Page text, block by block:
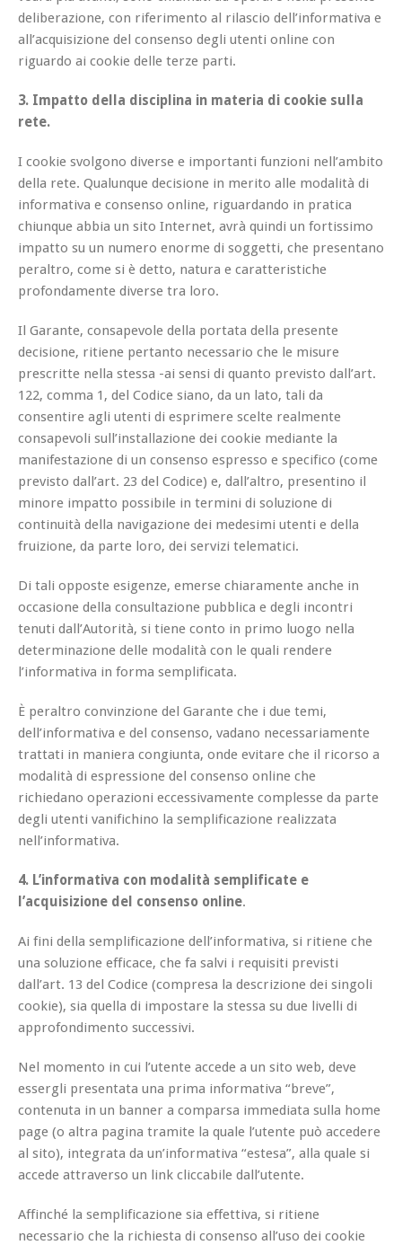
deliberazione, con riferimento al rilascio dell’informativa e
all’acquisizione del consenso degli utenti online con
riguardo ai cookie delle terze parti.
3. Impatto della disciplina in materia di cookie sulla
rete.
I cookie svolgono diverse e importanti funzioni nell’ambito
della rete. Qualunque decisione in merito alle modalità di
informativa e consenso online, riguardando in pratica
chiunque abbia un sito Internet, avrà quindi un fortissimo
impatto su un numero enorme di soggetti, che presentano
peraltro, come si è detto, natura e caratteristiche
profondamente diverse tra loro.
Il Garante, consapevole della portata della presente
decisione, ritiene pertanto necessario che le misure
prescritte nella stessa -ai sensi di quanto previsto dall’art.
122, comma 1, del Codice siano, da un lato, tali da
consentire agli utenti di esprimere scelte realmente
consapevoli sull’installazione dei cookie mediante la
manifestazione di un consenso espresso e specifico (come
previsto dall’art. 23 del Codice) e, dall’altro, presentino il
minore impatto possibile in termini di soluzione di
continuità della navigazione dei medesimi utenti e della
fruizione, da parte loro, dei servizi telematici.
Di tali opposte esigenze, emerse chiaramente anche in
occasione della consultazione pubblica e degli incontri
tenuti dall’Autorità, si tiene conto in primo luogo nella
determinazione delle modalità con le quali rendere
l’informativa in forma semplificata.
È peraltro convinzione del Garante che i due temi,
dell’informativa e del consenso, vadano necessariamente
trattati in maniera congiunta, onde evitare che il ricorso a
modalità di espressione del consenso online che
richiedano operazioni eccessivamente complesse da parte
degli utenti vanifichino la semplificazione realizzata
nell’informativa.
4. L’informativa con modalità semplificate e
l’acquisizione del consenso online.
Ai fini della semplificazione dell’informativa, si ritiene che
una soluzione efficace, che fa salvi i requisiti previsti
dall’art. 13 del Codice (compresa la descrizione dei singoli
cookie), sia quella di impostare la stessa su due livelli di
approfondimento successivi.
Nel momento in cui l’utente accede a un sito web, deve
essergli presentata una prima informativa “breve”,
contenuta in un banner a comparsa immediata sulla home
page (o altra pagina tramite la quale l’utente può accedere
al sito), integrata da un’informativa “estesa”, alla quale si
accede attraverso un link cliccabile dall’utente.
Affinché la semplificazione sia effettiva, si ritiene
necessario che la richiesta di consenso all’uso dei cookie